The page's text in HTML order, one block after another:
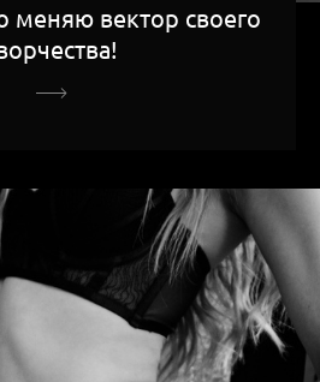
меняю вектор своего